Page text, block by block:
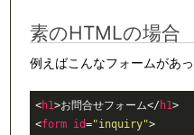
素のHTMLの場合
例えばこんなフォームがあっ
<h1>お問合せフォーム</h1>
<form id="inquiry">